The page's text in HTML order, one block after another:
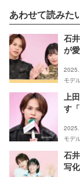
あわせて読みた
石
が
モデ
上
す
モデ
石
写